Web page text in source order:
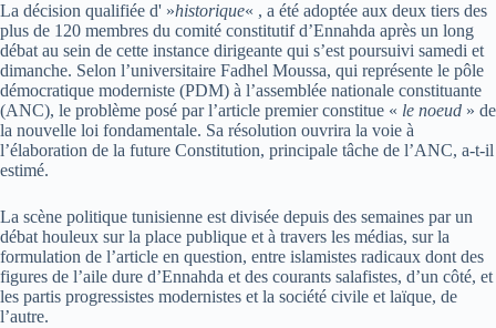
La décision qualifiée d' »historique« , a été adoptée aux deux tiers des
plus de 120 membres du comité constitutif d’Ennahda après un long
débat au sein de cette instance dirigeante qui s’est poursuivi samedi et
dimanche. Selon l’universitaire Fadhel Moussa, qui représente le pôle
démocratique moderniste (PDM) à l’assemblée nationale constituante
(ANC), le problème posé par l’article premier constitue « le noeud » de
la nouvelle loi fondamentale. Sa résolution ouvrira la voie à
l’élaboration de la future Constitution, principale tâche de l’ANC, a-t-il
estimé.
La scène politique tunisienne est divisée depuis des semaines par un
débat houleux sur la place publique et à travers les médias, sur la
formulation de l’article en question, entre islamistes radicaux dont des
figures de l’aile dure d’Ennahda et des courants salafistes, d’un côté, et
les partis progressistes modernistes et la société civile et laïque, de
l’autre.